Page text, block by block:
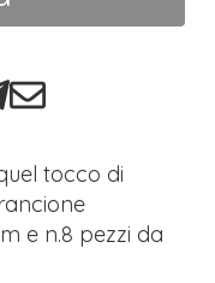
tocco di
e n.8 pezzi da